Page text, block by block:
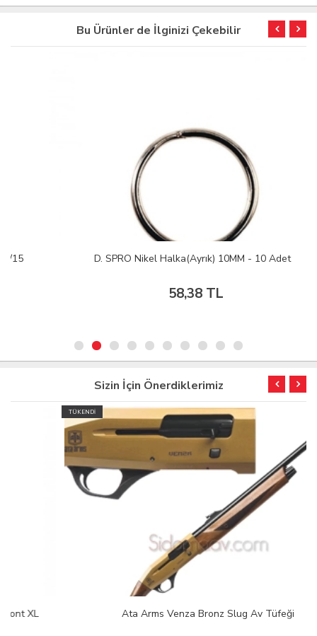
Bu Ürünler de İlginizi Çekebilir
D. SPRO Nikel Halka(Ayrık) 10MM - 10 Adet
58,38 TL
Sizin İçin Önerdiklerimiz
Ata Arms Venza Bronz Slug Av Tüfeği